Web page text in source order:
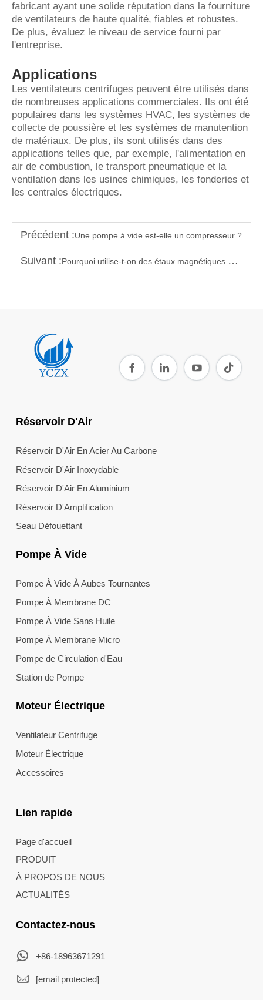
fabricant ayant une solide réputation dans la fourniture
de ventilateurs de haute qualité, fiables et robustes.
De plus, évaluez le niveau de service fourni par
l'entreprise.
Applications
Les ventilateurs centrifuges peuvent être utilisés dans
de nombreuses applications commerciales. Ils ont été
populaires dans les systèmes HVAC, les systèmes de
collecte de poussière et les systèmes de manutention
de matériaux. De plus, ils sont utilisés dans des
applications telles que, par exemple, l'alimentation en
air de combustion, le transport pneumatique et la
ventilation dans les usines chimiques, les fonderies et
les centrales électriques.
Précédent :Une pompe à vide est-elle un compresseur ?
Suivant :Pourquoi utilise-t-on des étaux magnétiques et à vide ?
Réservoir D'Air
Réservoir D'Air En Acier Au Carbone
Réservoir D'Air Inoxydable
Réservoir D'Air En Aluminium
Réservoir D'Amplification
Seau Défouettant
Pompe À Vide
Pompe À Vide À Aubes Tournantes
Pompe À Membrane DC
Pompe À Vide Sans Huile
Pompe À Membrane Micro
Pompe de Circulation d'Eau
Station de Pompe
Moteur Électrique
Ventilateur Centrifuge
Moteur Électrique
Accessoires
Lien rapide
Page d'accueil
PRODUIT
À PROPOS DE NOUS
ACTUALITÉS
Contactez-nous
+86-18963671291
[email protected]